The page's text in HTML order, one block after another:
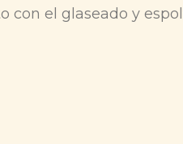
con el glaseado y